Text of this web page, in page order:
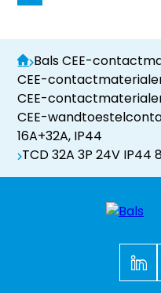
Bals CEE-
CEE-
CEE-
CEE-
16A+32A, IP44
TCD 32A 3P 24V IP44